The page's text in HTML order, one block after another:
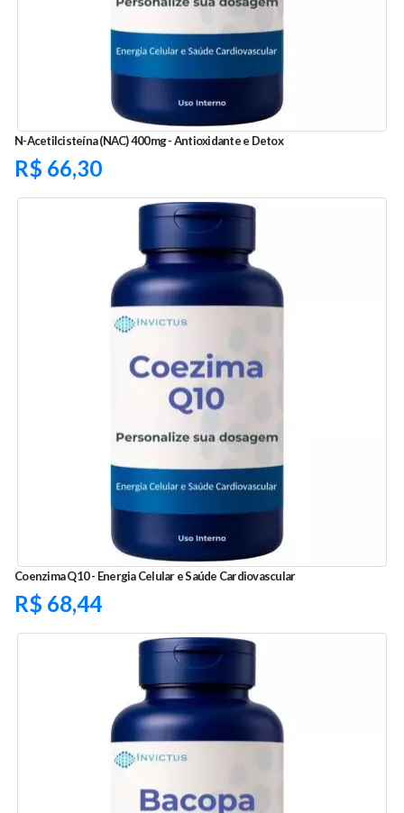
N-Acetilcisteína (NAC) 400mg - Antioxidante e Detox
R$ 66,30
Coenzima Q10 - Energia Celular e Saúde Cardiovascular
R$ 68,44